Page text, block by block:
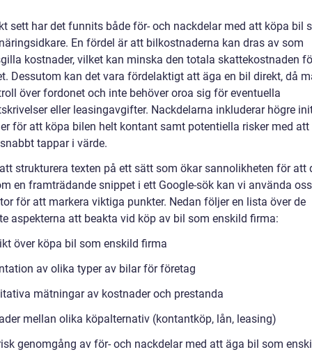
sett har det funnits både för- och nackdelar med att köpa bil
En fördel är att bilkostnaderna kan dras av som
kostnader, vilket kan minska den totala skattekostnaden
Dessutom kan det vara fördelaktigt att äga en bil direkt, då
över fordonet och inte behöver oroa sig för eventuella
eller leasingavgifter. Nackdelarna inkluderar högre
för att köpa bilen helt kontant samt potentiella risker med att
tappar i värde.
strukturera texten på ett sätt som ökar sannolikheten för att
en framträdande snippet i ett Google-sök kan vi använda
för att markera viktiga punkter. Nedan följer en lista över de
aspekterna att beakta vid köp av bil som enskild firma:
över köpa bil som enskild firma
av olika typer av bilar för företag
mätningar av kostnader och prestanda
mellan olika köpalternativ (kontantköp, lån, leasing)
genomgång av för- och nackdelar med att äga bil som